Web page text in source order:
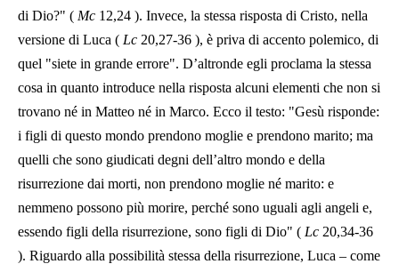
di Dio?" ( Mc 12,24 ). Invece, la stessa risposta di Cristo, nella
versione di Luca ( Lc 20,27-36 ), è priva di accento polemico, di
quel "siete in grande errore". D’altronde egli proclama la stessa
cosa in quanto introduce nella risposta alcuni elementi che non si
trovano né in Matteo né in Marco. Ecco il testo: "Gesù risponde:
i figli di questo mondo prendono moglie e prendono marito; ma
quelli che sono giudicati degni dell’altro mondo e della
risurrezione dai morti, non prendono moglie né marito: e
nemmeno possono più morire, perché sono uguali agli angeli e,
essendo figli della risurrezione, sono figli di Dio" ( Lc 20,34-36
). Riguardo alla possibilità stessa della risurrezione, Luca – come